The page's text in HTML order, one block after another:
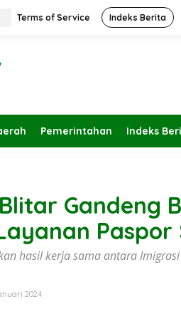
Terms of Service Indeks Berita
Pemerintahan Indeks
Gandeng
hasil kerja sama antara
2024